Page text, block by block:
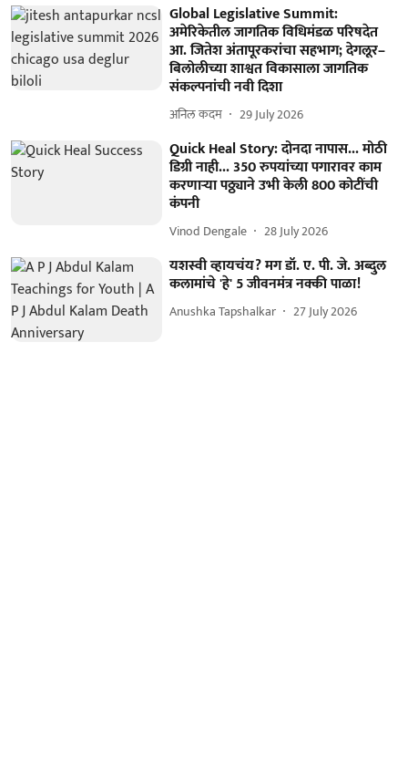
Global Legislative Summit:
अमेरिकेतील जागतिक विधिमंडळ परिषदेत
आ. जितेश अंतापूरकरांचा सहभाग; देगलूर–
बिलोलीच्या शाश्वत विकासाला जागतिक
संकल्पनांची नवी दिशा
अनिल कदम 29 July 2026
Quick Heal Story: दोनदा नापास... मोठी
डिग्री नाही... 350 रुपयांच्या पगारावर काम
करणाऱ्या पठ्ठ्याने उभी केली 800 कोटींची
कंपनी
Vinod Dengale 28 July 2026
यशस्वी व्हायचंय? मग डॉ. ए. पी. जे. अब्दुल
कलामांचे 'हे' 5 जीवनमंत्र नक्की पाळा!
Anushka Tapshalkar 27 July 2026